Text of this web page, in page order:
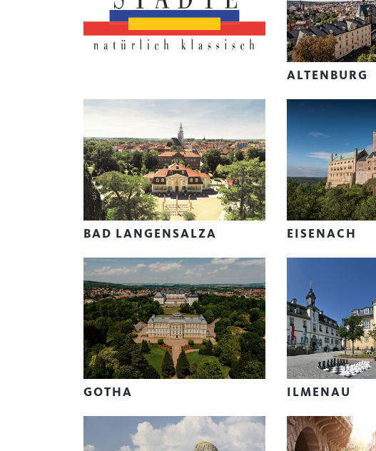
ALTENBURG
BAD LANGENSALZA EISENACH
GOTHA ILMENAU